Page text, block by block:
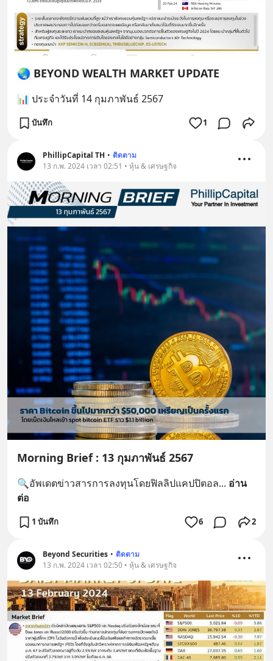
🌏 BEYOND WEALTH MARKET UPDATE
📊 ประจำวันที่ 14 กุมภาพันธ์ 2567
บันทึก 1
PhillipCapital TH • ติดตาม
13 ก.พ. 2024 เวลา 02:51 • หุ้น & เศรษฐกิจ
Morning Brief : 13 กุมภาพันธ์ 2567
🔍อัพเดตข่าวสารการลงทุนโดยฟิลลิปแคปปิตอล... อ่าน
ต่อ
1 บันทึก 6 2
Beyond Securities • ติดตาม
13 ก.พ. 2024 เวลา 02:50 • หุ้น & เศรษฐกิจ